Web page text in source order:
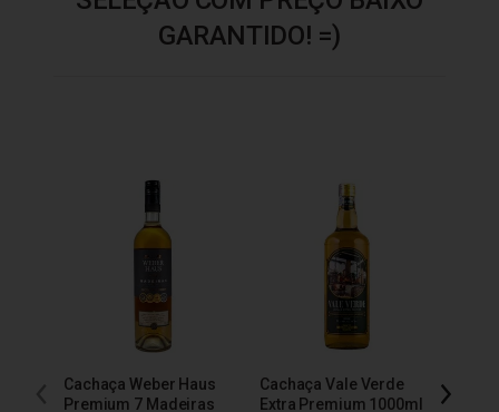
GARANTIDO! =)
Cachaça Weber Haus
Premium 7 Madeiras
Cachaça Vale Verde
Extra Premium 1000ml